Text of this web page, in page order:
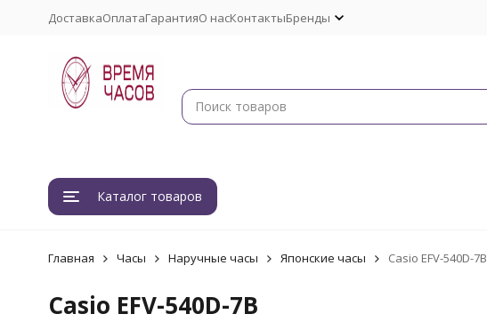
ДоставкаОплатаГарантияО насКонтактыБренды
Каталог товаров
Главная Часы Наручные часы Японские часы Casio EFV-540D-7B
Casio EFV-540D-7B